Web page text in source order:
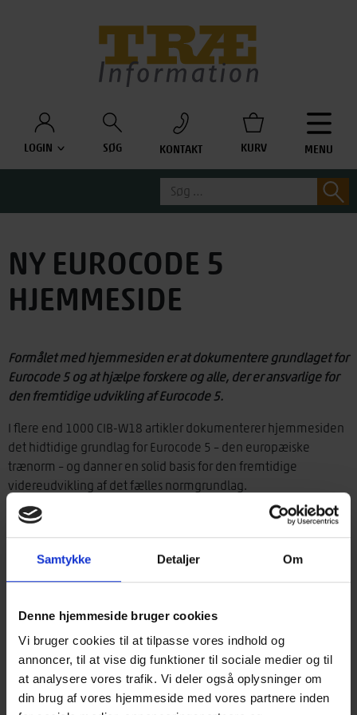
Samtykke Detaljer Om
Denne hjemmeside bruger cookies
Vi bruger cookies til at tilpasse vores indhold og
annoncer, til at vise dig funktioner til sociale medier og til
at analysere vores trafik. Vi deler også oplysninger om
din brug af vores hjemmeside med vores partnere inden
LOGIN SØG KONTAKT KURV MENU
Søg
efter:
NY EUROCODE 5
HJEMMESIDE
Formålet med hjemmesiden er at dokumentere grundlaget for
Eurocode 5 og at hjælpe forskere og alle, der er ansvarlige for
den fremtidige udvikling afEurocode 5.
I flere end 1000 CIB-W18 artikler dokumenterer hjemmesiden
det hidtidige grundlag for Eurocode 5 – den europæiske
trænorm – og danner en solid basis for den fremtidige
videreudvikling af det fælles normgrundlag.
Her kan alle finde de relevante oplysninger, beslutninger og
data, som kan være relevante for de emner den enkelte
forsker har brug for at studere.
Det er opnået ved at opbygge en database der er fuld søgbar
Referater – artikler og drøftelser – fra alle møder siden
1973
Sammendrag af alle CIB-W18 papers (tekniske artikler),